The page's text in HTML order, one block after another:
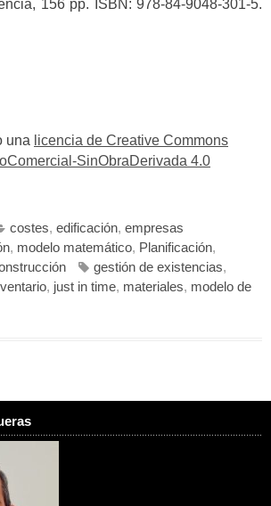
156 pp. ISBN: 978-84-9048-301-5.
una licencia de Creative Commons
SinObraDerivada 4.0
costes, edificación, empresas
, modelo matemático, Planificación,
gestión de existencias,
, just in time, materiales, modelo de